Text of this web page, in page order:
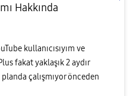
Hakkında
kullanıcısıyım ve
fakat yaklaşık 2 aydır
çalışmıyor önceden